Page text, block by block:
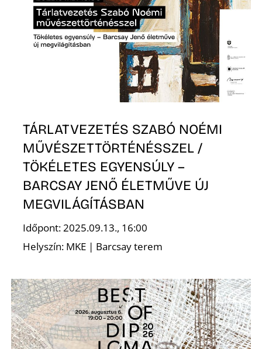
TÁRLATVEZETÉS SZABÓ NOÉMI
MŰVÉSZETTÖRTÉNÉSSZEL /
TÖKÉLETES EGYENSÚLY –
BARCSAY JENŐ ÉLETMŰVE ÚJ
MEGVILÁGÍTÁSBAN
Időpont: 2025.09.13., 16:00
Helyszín: MKE | Barcsay terem